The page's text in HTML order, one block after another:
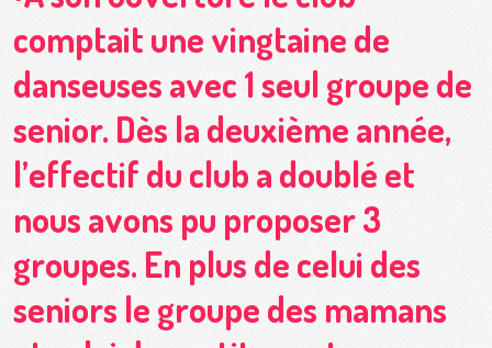
comptait une vingtaine de
danseuses avec 1 seul groupe de
senior. Dès la deuxième année,
l’effectif du club a doublé et
nous avons pu proposer 3
groupes. En plus de celui des
seniors le groupe des mamans